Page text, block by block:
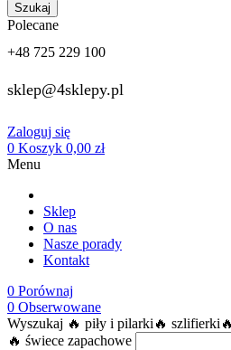
Szukaj
Polecane
+48 725 229 100
sklep@4sklepy.pl
Zaloguj się
0 Koszyk 0,00 zł
Menu
Sklep
O nas
Nasze porady
Kontakt
0 Porównaj
0 Obserwowane
Wyszukaj 🔥 piły i pilarki 🔥 szlifierki
🔥 świece zapachowe